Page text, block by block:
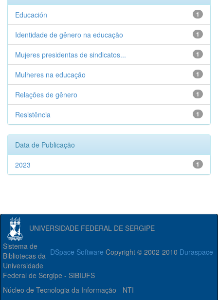
1
Educación
1
Identidade de gênero na educação
1
Mujeres presidentas de sindicatos...
1
Mulheres na educação
1
Relações de gênero
1
Resistência
Data de Publicação
1
2023
UNIVERSIDADE FEDERAL DE SERGIPE
DSpace Software Copyright © 2002-2010 Duraspace
Sistema de
Bibliotecas da
Universidade
Federal de Sergipe - SIBIUFS
Núcleo de Tecnologia da Informação - NTI